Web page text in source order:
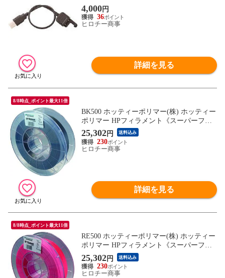
ジケーブル
4,000円
36
ヒロチー商事
詳細を見る
8/8時点_ポイント最大11倍
BK500 ホッティーポリマー(株) ホッティー
ポリマー HPフィラメント《スーパーフレ
キシブルタイプ》黒
25,302円 送料込み
230
ヒロチー商事
詳細を見る
8/8時点_ポイント最大11倍
RE500 ホッティーポリマー(株) ホッティー
ポリマー HPフィラメント《スーパーフレ
キシブルタイプ》赤
25,302円 送料込み
230
ヒロチー商事